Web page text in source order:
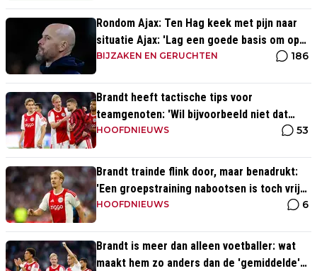
Rondom Ajax: Ten Hag keek met pijn naar
situatie Ajax: 'Lag een goede basis om op
voort te borduren'
BIJZAKEN EN GERUCHTEN 186
Brandt heeft tactische tips voor
teamgenoten: 'Wil bijvoorbeeld niet dat
Mika te veel naar binnen komt'
HOOFDNIEUWS 53
Brandt trainde flink door, maar benadrukt:
'Een groepstraining nabootsen is toch vrij
lastig in je eentje'
HOOFDNIEUWS 6
Brandt is meer dan alleen voetballer: wat
maakt hem zo anders dan de 'gemiddelde'